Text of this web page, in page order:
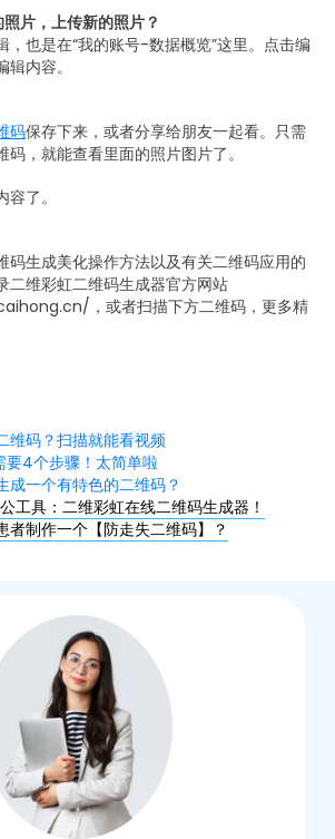
照片，上传新的照片？
，也是在“我的账号-数据概览”这里。点击编
内容。
码保存下来，或者分享给朋友一起看。只需
，就能查看里面的照片图片了。
了。
码生成美化操作方法以及有关二维码应用的
二维彩虹二维码生成器官方网站
，或者扫描下方二维码，更多精
维码？扫描就能看视频
要4个步骤！太简单啦
成一个有特色的二维码？
工具：二维彩虹在线二维码生成器！
者制作一个【防走失二维码】？